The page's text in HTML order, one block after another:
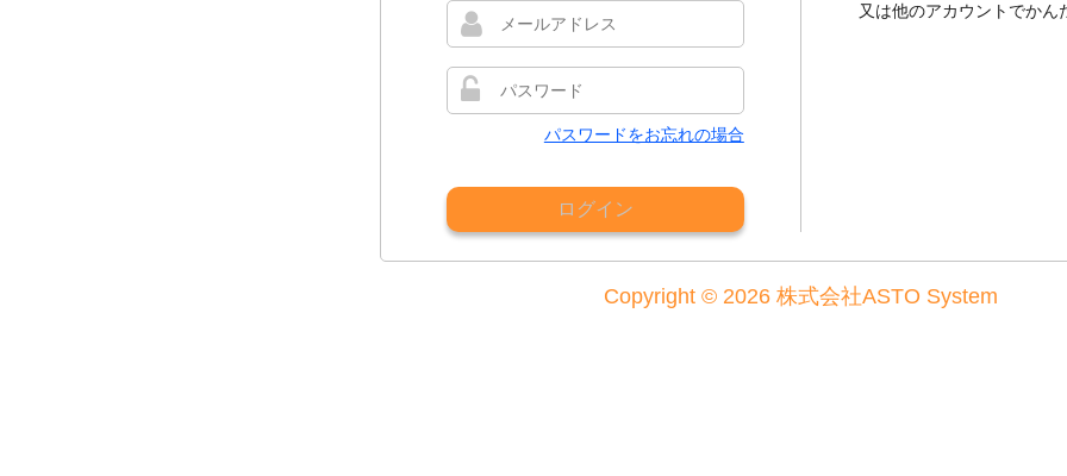
パスワードをお忘れの場合
ログイン
又は他のアカウントでかん
Copyright © 2026 株式会社ASTO System